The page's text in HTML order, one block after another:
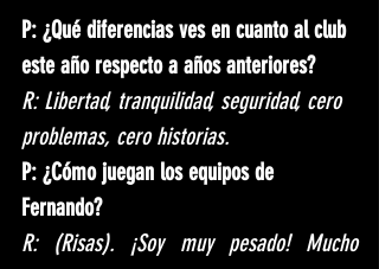
P: ¿Qué diferencias ves en cuanto al club
este año respecto a años anteriores?
R: Libertad, tranquilidad, seguridad, cero
problemas, cero historias.
P: ¿Cómo juegan los equipos de
Fernando?
R: (Risas). ¡Soy muy pesado! Mucho